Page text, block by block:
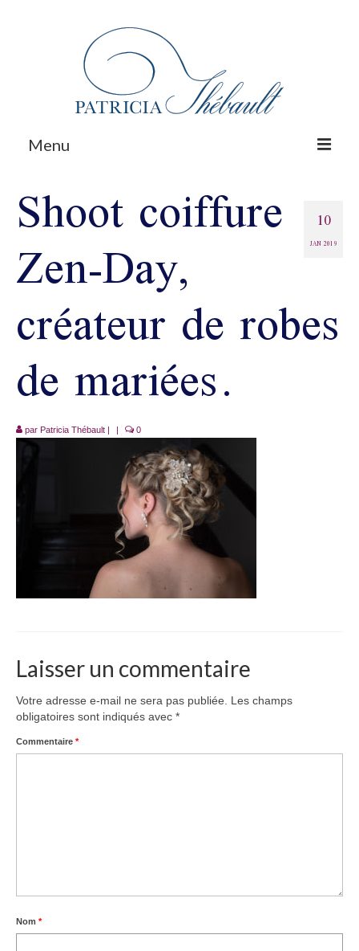
Menu
Forfait Mariage
Galerie
Contact
M’appeler
10
JAN 2019
Shoot coiffure
Zen-Day,
créateur de robes
de mariées.
par Patricia Thébault | | 0
Laisser un commentaire
Votre adresse e-mail ne sera pas publiée.
Les champs
obligatoires sont indiqués avec *
Commentaire *
Nom *